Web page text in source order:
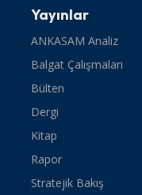
Yayınlar
ANKASAM Analiz
Balgat Çalışmaları
Bülten
Dergi
Kitap
Rapor
Stratejik Bakış